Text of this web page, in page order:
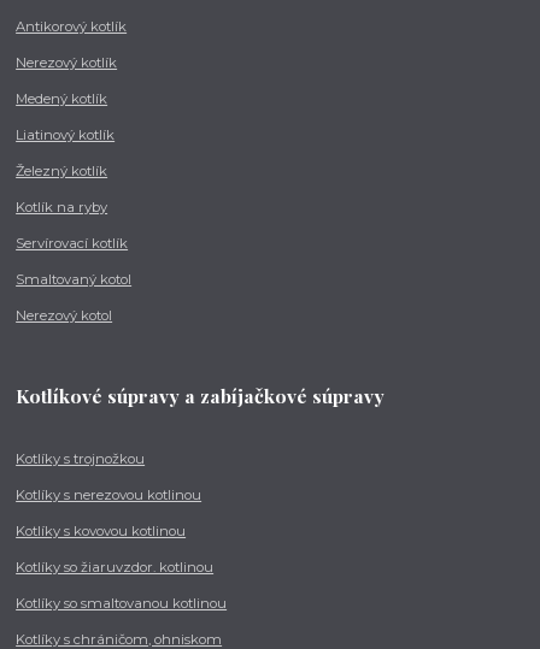
Antikorový kotlík
Nerezový kotlík
Medený kotlík
Liatinový kotlík
Železný kotlík
Kotlík na ryby
Servírovací kotlík
Smaltovaný kotol
Nerezový kotol
Kotlíkové súpravy a zabíjačkové súpravy
Kotlíky s trojnožkou
Kotlíky s nerezovou kotlinou
Kotlíky s kovovou kotlinou
Kotlíky so žiaruvzdor. kotlinou
Kotlíky so smaltovanou kotlinou
Kotlíky s chráničom, ohniskom